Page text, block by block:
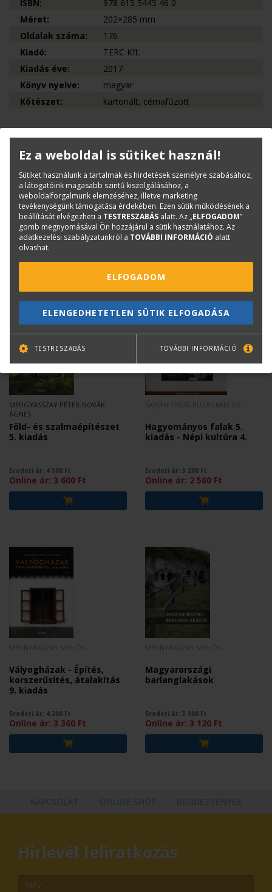
ISBN:
978 615 5445 46 0
Méret:
202×285 mm
Oldalak száma:
176
Kiadó:
TERC Kft.
Kiadás éve:
2017
Könyv nyelve:
magyar
Kötészet:
kartonált, cérnafűzött
Kérdése van?
Bernáth Klára
Könyvesboltvezető
konyvrendeles@terc.hu
+36 70 670 5194
Mások ezt is megvásárolták...
MEDGYASSZAY PÉTER-NOVÁK
ÁGNES
Föld- és szalmaépítészet
5. kiadás
Eredeti ár: 4 500 Ft
Online ár: 3 600 Ft
Hagyományos falak 5.
kiadás - Népi kultúra 4.
Eredeti ár: 3 200 Ft
Online ár: 2 560 Ft
Vályogházak - Építés,
korszerűsítés, átalakítás
9. kiadás
Eredeti ár: 4 200 Ft
Online ár: 3 360 Ft
Magyarországi
barlanglakások
Eredeti ár: 3 900 Ft
Online ár: 3 120 Ft
Hírlevél feliratkozás
Ez a weboldal is sütiket használ!
Sütiket használunk a tartalmak és hirdetések személyre szabásához,
a látogatóink magasabb szintű kiszolgálásához, a
weboldalforgalmunk elemzéséhez, illetve marketing
tevékenységünk támogatása érdekében. Ezen sütik működésének a
beállítását elvégezheti a TESTRESZABÁS alatt. Az „ELFOGADOM”
gomb megnyomásával Ön hozzájárul a sütik használatához. Az
adatkezelési szabályzatunkról a TOVÁBBI INFORMÁCIÓ alatt
olvashat.
ELFOGADOM
ELENGEDHETETLEN SÜTIK ELFOGADÁSA
TESTRESZABÁS TOVÁBBI INFORMÁCIÓ